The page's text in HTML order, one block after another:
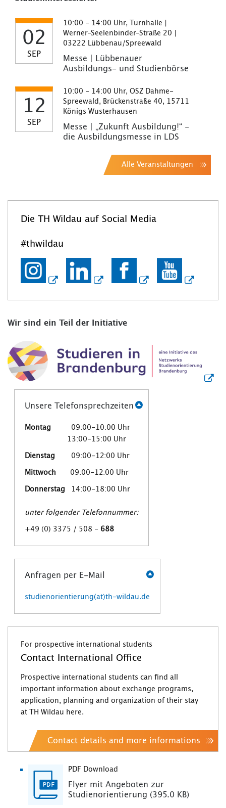
02
SEP
10:00 - 14:00 Uhr, Turnhalle |
Werner-Seelenbinder-Straße 20 |
03222 Lübbenau/Spreewald
Messe | Lübbenauer
Ausbildungs- und Studienbörse
12
SEP
10:00 - 14:00 Uhr, OSZ Dahme-
Spreewald, Brückenstraße 40, 15711
Königs Wusterhausen
Messe | „Zukunft Ausbildung!“ -
die Ausbildungsmesse in LDS
Alle Veranstaltungen
Die TH Wildau auf Social Media
#thwildau
Wir sind ein Teil der Initiative
Unsere Telefonsprechzeiten
Montag
09:00-10:00 Uhr
13:00-15:00 Uhr
Dienstag 09:00-12:00 Uhr
Mittwoch 09:00-12:00 Uhr
Donnerstag 14:00-18:00 Uhr
unter folgender Telefonnummer:
+49 (0) 3375 / 508 - 688
Anfragen per E-Mail
studienorientierung(at)th-wildau.de
For prospective international students
Contact International Office
Prospective international students can find all
important information about exchange programs,
application, planning and organization of their stay
at TH Wildau here.
Contact details and more informations
PDF Download
Flyer mit Angeboten zur
Studienorientierung (395.0 KB)